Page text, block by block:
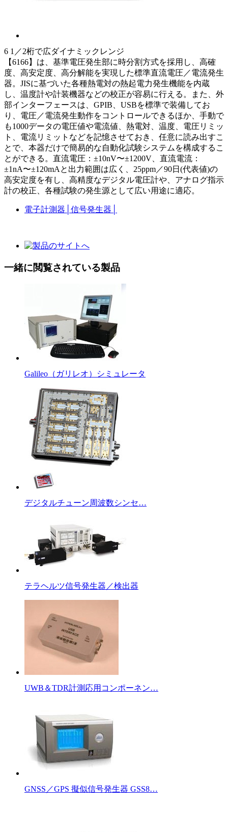
6 1／2桁で広ダイナミックレンジ
【6166】は、基準電圧発生部に時分割方式を採用し、高確
度、高安定度、高分解能を実現した標準直流電圧／電流発生
器。JISに基づいた各種熱電対の熱起電力発生機能を内蔵
し、温度計や計装機器などの校正が容易に行える。また、外
部インターフェースは、GPIB、USBを標準で装備してお
り、電圧／電流発生動作をコントロールできるほか、手動で
も1000データの電圧値や電流値、熱電対、温度、電圧リミッ
ト、電流リミットなどを記憶させておき、任意に読み出すこ
とで、本器だけで簡易的な自動化試験システムを構成するこ
とができる。直流電圧：±10nV〜±1200V、直流電流：
±1nA〜±120mAと出力範囲は広く、25ppm／90日(代表値)の
高安定度を有し、高精度なデジタル電圧計や、アナログ指示
計の校正、各種試験の発生源として広い用途に適応。
電子計測器 信号発生器
一緒に閲覧されている製品
Galileo（ガリレオ）シミュレータ
デジタルチューン周波数シンセ…
テラヘルツ信号発生器／検出器
UWB＆TDR計測応用コンポーネン…
GNSS／GPS 擬似信号発生器 GSS8…